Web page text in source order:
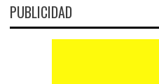
PUBLICIDAD